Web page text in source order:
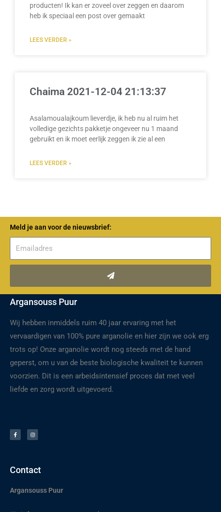
producten! Ik kan er zoveel over zeggen en daarom
heb ik speciaal een post over gemaakt
LEES VERDER »
Chaima 2021-12-04 21:13:37
Asalamoualajkoum lieverdje, ik heb nu al ruim het
volledige gezichts pakketje ongeveer nu 1 maand
gebruikt en ik moet eerlijk zeggen ik zie al een
LEES VERDER »
Meld je aan voor de nieuwsbrief:
Verzenden
Argansouss Puur
Wij hebben inmiddels ruim 40 jaar ervaring met het
vervaardigen van 100% pure arganolie en hier zijn we ook erg
trots op! Onze arganolie wordt nog steeds met de hand
geperst, om u van de beste biologische kwaliteit te kunnen
voorzien. Dit is een arbeidsintensief proces dat met veel
liefde en zorg wordt uitgevoerd.
c
e
b
s
t
a
Contact
Argansouss Puur